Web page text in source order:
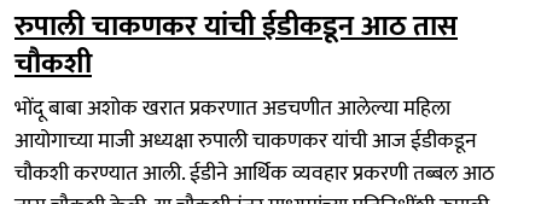
रुपाली चाकणकर यांची ईडीकडून आठ तास
चौकशी
भोंदू बाबा अशोक खरात प्रकरणात अडचणीत आलेल्या महिला
आयोगाच्या माजी अध्यक्षा रुपाली चाकणकर यांची आज ईडीकडून
चौकशी करण्यात आली. ईडीने आर्थिक व्यवहार प्रकरणी तब्बल आठ